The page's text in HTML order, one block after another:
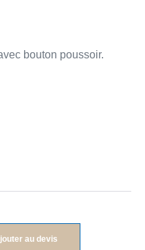
bouton poussoir.
au devis